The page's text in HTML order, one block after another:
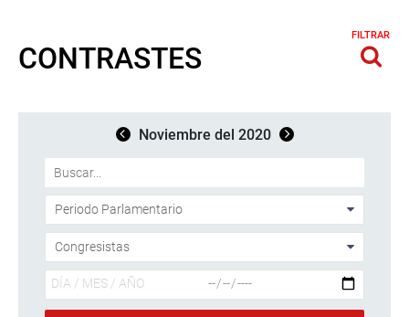
CONTRASTES
FILTRAR
Noviembre del 2020